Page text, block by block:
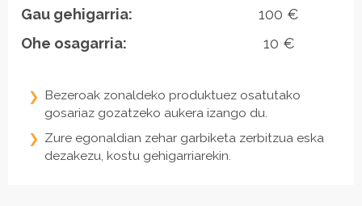
Gau gehigarria:
100 €
Ohe osagarria:
10 €
Bezeroak zonaldeko produktuez osatutako
gosariaz gozatzeko aukera izango du.
Zure egonaldian zehar garbiketa zerbitzua eska
dezakezu, kostu gehigarriarekin.